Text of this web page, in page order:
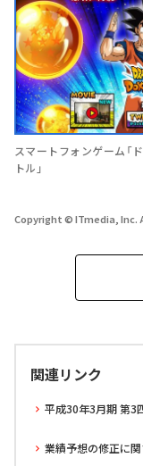
スマートフォンゲーム「
トル」
Copyright © ITmedia, Inc.
関連リンク
平成30年3月期 第3四
業績予想の修正に